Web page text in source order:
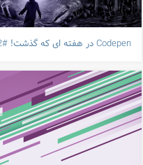
Codepen در هفته ای که گذشت! #12